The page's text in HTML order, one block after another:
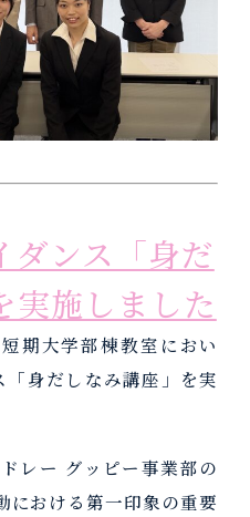
ダンス「身だ
実施しました
期大学部棟教室におい
身だしなみ講座」を実
レー グッピー事業部の
における第一印象の重要